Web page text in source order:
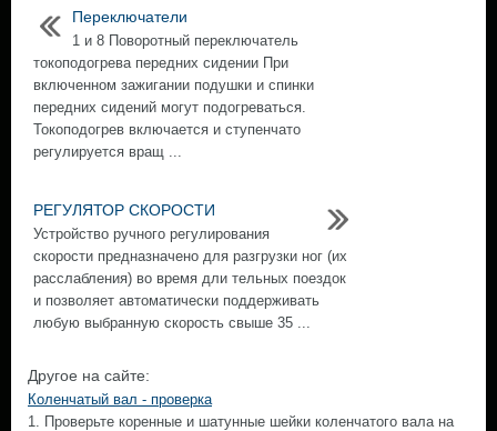
Переключатели
1 и 8 Поворотный переключатель
токоподогрева передних сидении При
включенном зажигании подушки и спинки
передних сидений могут подогреваться.
Токоподогрев включается и ступенчато
регулируется вращ ...
РЕГУЛЯТОР СКОРОСТИ
Устройство ручного регулирования
скорости предназначено для разгрузки ног (их
расслабления) во время дли тельных поездок
и позволяет автоматически поддерживать
любую выбранную скорость свыше 35 ...
Другое на сайте:
Коленчатый вал - проверка
1. Проверьте коренные и шатунные шейки коленчатого вала на